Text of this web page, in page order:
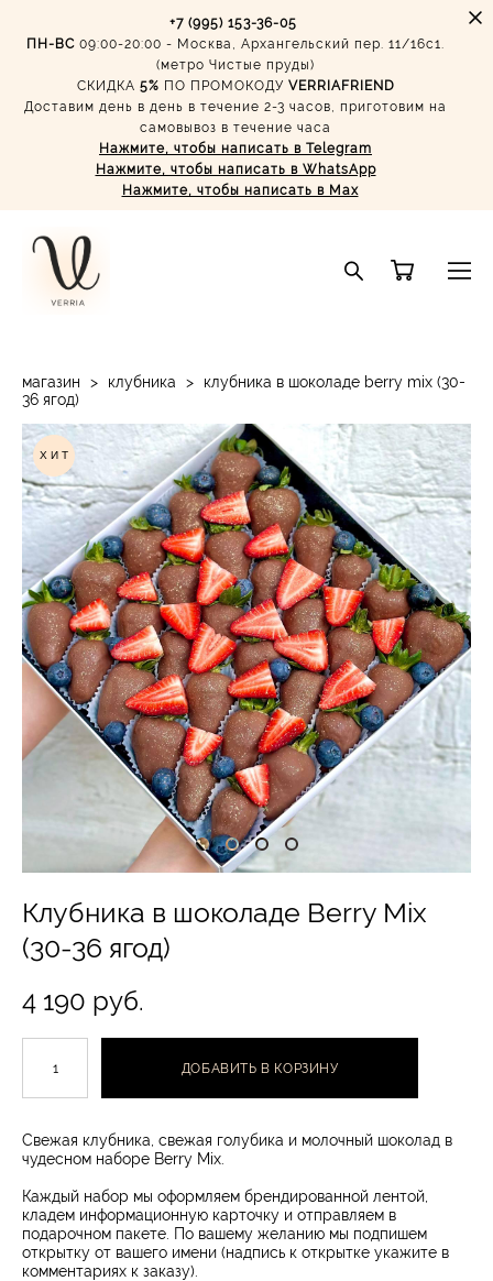
+7 (995) 153-36-05
ПН-ВС 09:00-20:00 - Москва, Архангельский пер. 11/16с1.
(метро Чистые пруды)
СКИДКА 5% ПО ПРОМОКОДУ VERRIAFRIEND
Доставим день в день в течение 2-3 часов, приготовим на
самовывоз в течение часа
Нажмите, чтобы написать в Telegram
Нажмите, чтобы написать в WhatsApp
Нажмите, чтобы написать в Max
магазин > клубника >
клубника в шоколаде berry mix (30-
36 ягод)
ХИТ
Клубника в шоколаде Berry Mix
(30-36 ягод)
4 190 pуб.
ДОБАВИТЬ В КОРЗИНУ
Свежая клубника, свежая голубика и молочный шоколад в
чудесном наборе Berry Mix.
Каждый набор мы оформляем брендированной лентой,
кладем информационную карточку и отправляем в
подарочном пакете. По вашему желанию мы подпишем
открытку от вашего имени (надпись к открытке укажите в
комментариях к заказу)​.